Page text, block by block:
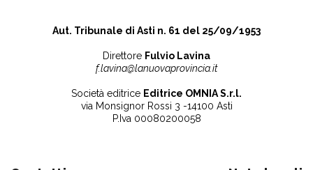
Aut. Tribunale di Asti n. 61 del 25/09/1953
Direttore Fulvio Lavina
f.lavina@lanuovaprovincia.it
Società editrice Editrice OMNIA S.r.l.
via Monsignor Rossi 3 -14100 Asti
P.Iva 00080200058